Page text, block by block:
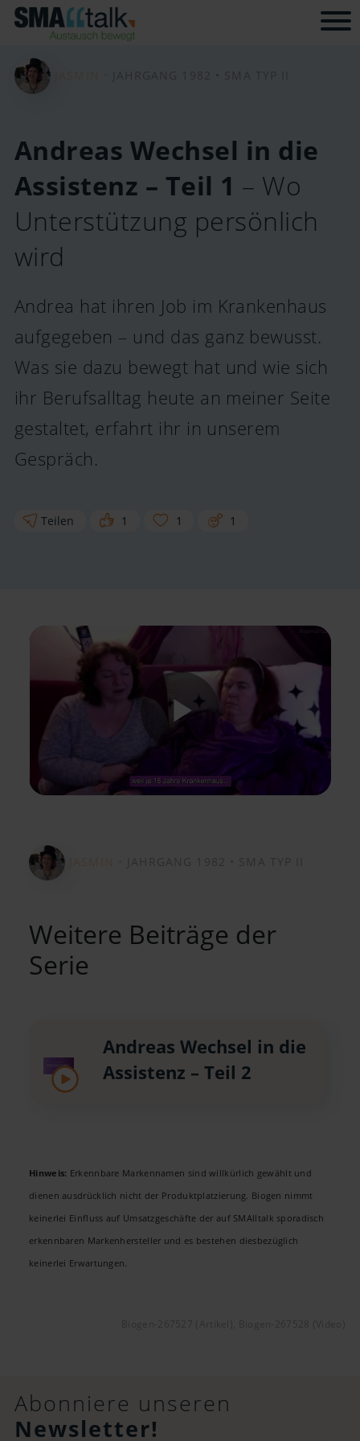
Andreas Wechsel in die
Assistenz – Teil 1 – Wo
Unterstützung persönlich
wird
Andrea hat ihren Job im Krankenhaus
aufgegeben – und das ganz bewusst.
Was sie dazu bewegt hat und wie sich
ihr Berufsalltag heute an meiner Seite
gestaltet, erfahrt ihr in unserem
Gespräch.
Teilen 1 1 1
Play
Weitere Beiträge der
Serie
Andreas Wechsel in die
Assistenz – Teil 2
Hinweis: Erkennbare Markennamen sind willkürlich gewählt und
dienen ausdrücklich nicht der Produktplatzierung. Biogen nimmt
keinerlei Einfluss auf Umsatzgeschäfte der auf SMAlltalk sporadisch
erkennbaren Markenhersteller und es bestehen diesbezüglich
keinerlei Erwartungen.
Abonniere unseren
Newsletter!